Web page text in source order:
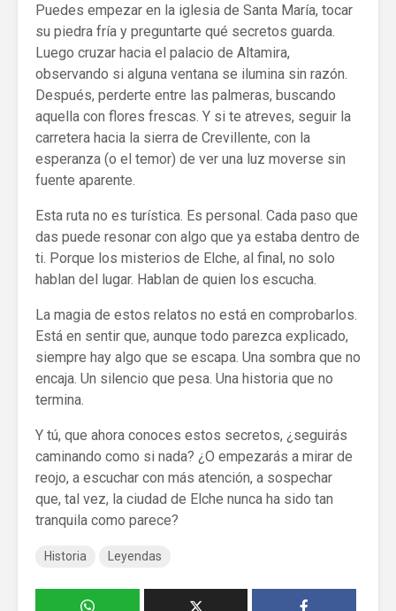
Puedes empezar en la iglesia de Santa María, tocar
su piedra fría y preguntarte qué secretos guarda.
Luego cruzar hacia el palacio de Altamira,
observando si alguna ventana se ilumina sin razón.
Después, perderte entre las palmeras, buscando
aquella con flores frescas. Y si te atreves, seguir la
carretera hacia la sierra de Crevillente, con la
esperanza (o el temor) de ver una luz moverse sin
fuente aparente.
Esta ruta no es turística. Es personal. Cada paso que
das puede resonar con algo que ya estaba dentro de
ti. Porque los misterios de Elche, al final, no solo
hablan del lugar. Hablan de quien los escucha.
La magia de estos relatos no está en comprobarlos.
Está en sentir que, aunque todo parezca explicado,
siempre hay algo que se escapa. Una sombra que no
encaja. Un silencio que pesa. Una historia que no
termina.
Y tú, que ahora conoces estos secretos, ¿seguirás
caminando como si nada? ¿O empezarás a mirar de
reojo, a escuchar con más atención, a sospechar
que, tal vez, la ciudad de Elche nunca ha sido tan
tranquila como parece?
Historia Leyendas